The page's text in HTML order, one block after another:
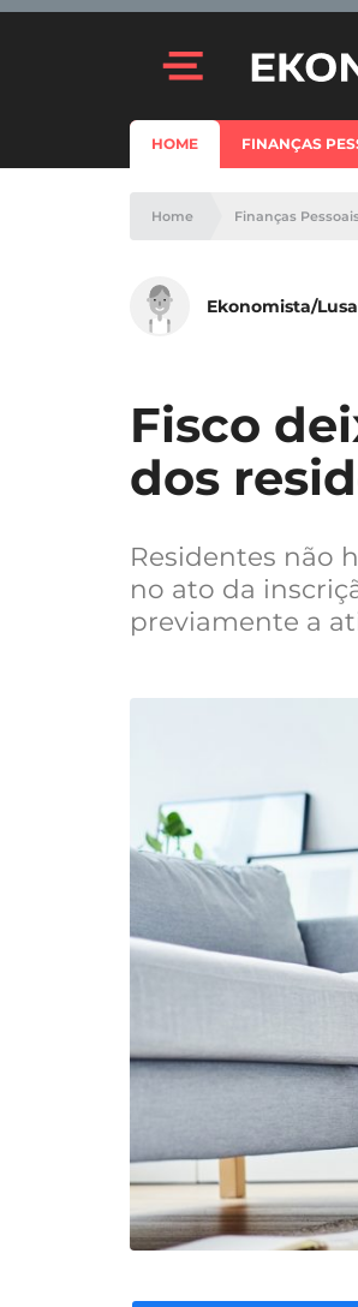
HOME FINANÇAS
Home Finanças
Ekonomista/Lusa
Fisco
dos
Residentes não
no ato da
previamente a